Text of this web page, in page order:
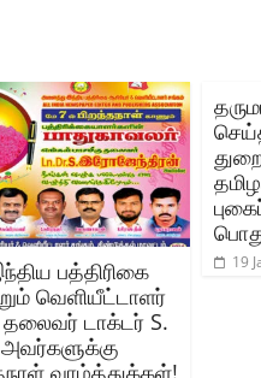
பத்திரிகை
வெளியீட்டாளர்
டாக்டர் S.
வாழ்த்துக்கள்!
19